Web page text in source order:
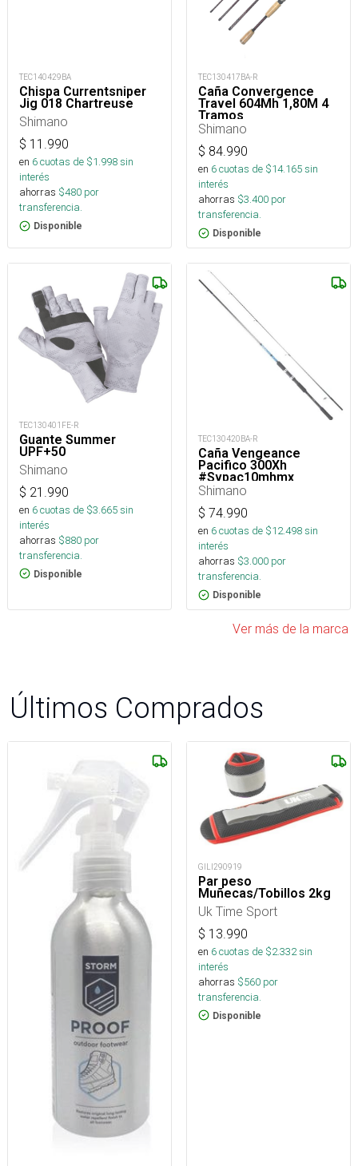
TEC140429BA
Chispa Currentsniper
Jig 018 Chartreuse
Shimano
$ 11.990
en 6cuotas de $1.998sin
interés
ahorras $480 por
transferencia.
Disponible
TEC130417BA-R
Caña Convergence
Travel 604Mh 1,80M 4
Tramos
Cvs60mh4saco_
Shimano
$ 84.990
en 6cuotas de $14.165sin
interés
ahorras $3.400 por
transferencia.
Disponible
TEC130401FE-R
Guante Summer
UPF+50
Shimano
$ 21.990
en 6cuotas de $3.665sin
interés
ahorras $880 por
transferencia.
Disponible
TEC130420BA-R
Caña Vengeance
Pacifico 300Xh
#Svpac10mhmx_
Shimano
$ 74.990
en 6cuotas de $12.498sin
interés
ahorras $3.000 por
transferencia.
Disponible
Ver más de la marca
Últimos Comprados
GILI290919
Par peso
Muñecas/Tobillos 2kg
Uk Time Sport
$ 13.990
en 6cuotas de $2.332sin
interés
ahorras $560 por
transferencia.
Disponible